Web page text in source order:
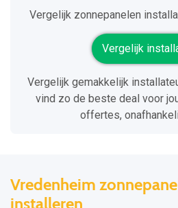
Vergelijk zonnepanelen
Vergelijk
Vergelijk gemakkelijk
vind zo de beste deal voor
offertes,
Vredenheim
installeren